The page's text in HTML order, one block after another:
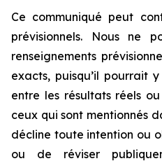
Ce communiqué peut
prévisionnels. Nous ne
renseignements
exacts, puisqu’il pourrait
entre les résultats réels
ceux qui sont mentionnés
décline toute intention ou
ou de réviser